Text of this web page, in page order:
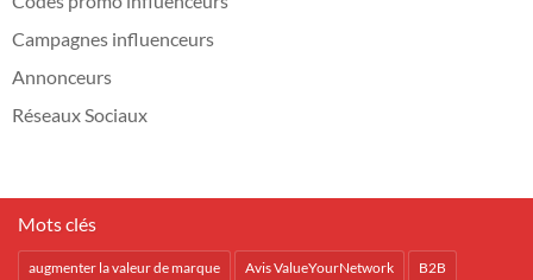
Campagnes influenceurs
Annonceurs
Réseaux Sociaux
Mots clés
augmenter la valeur de marque Avis ValueYourNetwork B2B